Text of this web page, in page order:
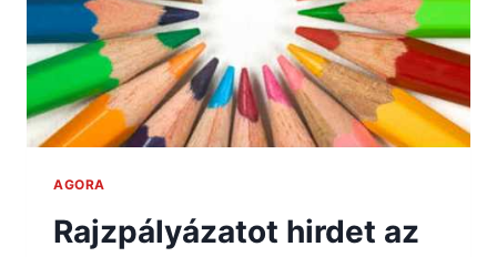
AGORA
Rajzpályázatot hirdet az